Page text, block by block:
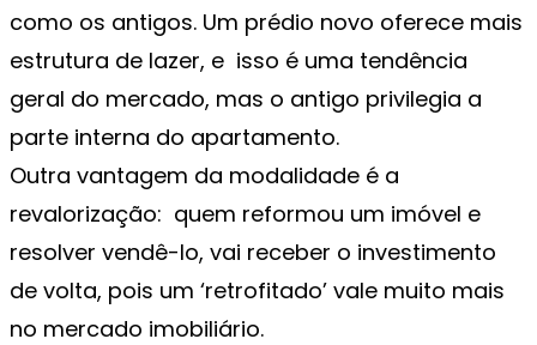
como os antigos. Um prédio novo oferece mais
estrutura de lazer, e isso é uma tendência
geral do mercado, mas o antigo privilegia a
parte interna do apartamento.
Outra vantagem da modalidade é a
revalorização: quem reformou um imóvel e
resolver vendê-lo, vai receber o investimento
de volta, pois um ‘retrofitado’ vale muito mais
no mercado imobiliário.